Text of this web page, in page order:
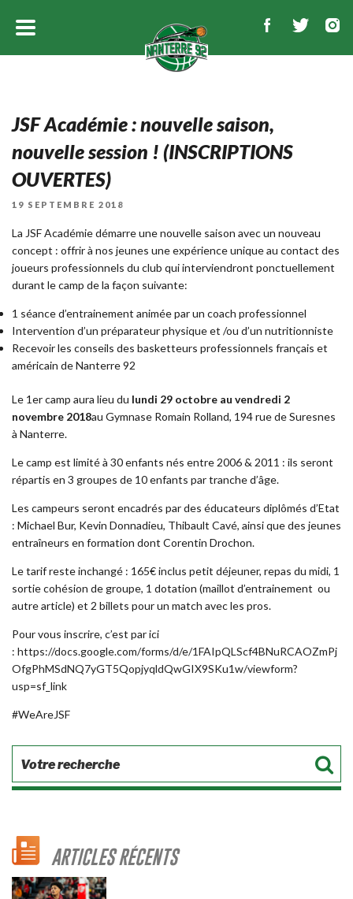
JSF Académie : nouvelle saison,
nouvelle session ! (INSCRIPTIONS
OUVERTES)
PUBLIÉ
19 SEPTEMBRE 2018
La JSF Académie démarre une nouvelle saison avec un nouveau
concept : offrir à nos jeunes une expérience unique au contact des
joueurs professionnels du club qui interviendront ponctuellement
durant le camp de la façon suivante:
1 séance d’entrainement animée par un coach professionnel
Intervention d’un préparateur physique et /ou d’un nutritionniste
Recevoir les conseils des basketteurs professionnels français et
américain de Nanterre 92
Le 1er camp aura lieu du lundi 29 octobre au vendredi 2
novembre 2018au Gymnase Romain Rolland, 194 rue de Suresnes
à Nanterre.
Le camp est limité à 30 enfants nés entre 2006 & 2011 : ils seront
répartis en 3 groupes de 10 enfants par tranche d’âge.
Les campeurs seront encadrés par des éducateurs diplômés d’Etat
: Michael Bur, Kevin Donnadieu, Thibault Cavé, ainsi que des jeunes
entraîneurs en formation dont Corentin Drochon.
Le tarif reste inchangé : 165€ inclus petit déjeuner, repas du midi, 1
sortie cohésion de groupe, 1 dotation (maillot d’entrainement ou
autre article) et 2 billets pour un match avec les pros.
Pour vous inscrire, c’est par ici
: https://docs.google.com/forms/d/e/1FAIpQLScf4BNuRCAOZmPj
OfgPhMSdNQ7yGT5QopjyqldQwGIX9SKu1w/viewform?
usp=sf_link
#WeAreJSF
ARTICLES RÉCENTS